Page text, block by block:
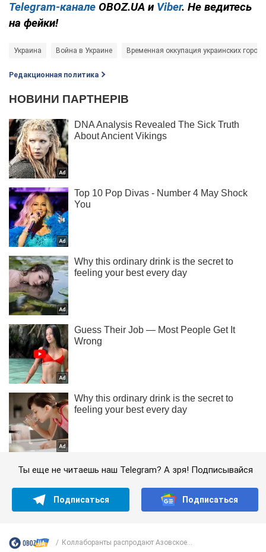
Telegram-канале OBOZ.UA и Viber. Не ведитесь
на фейки!
Украина Война в Украине Временная оккупация украинских
Редакционная политика
Ты еще не читаешь наш Telegram? А зря! Подписывайся
Подписаться Подписаться
Коллаборанты распродают Азовское...